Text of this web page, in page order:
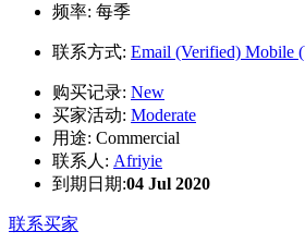
频率: 每季
联系方式: Email (Verified) Mobile
购买记录: New
买家活动: Moderate
用途: Commercial
联系人: Afriyie
到期日期:04 Jul 2020
联系买家